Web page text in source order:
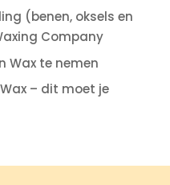
(benen, oksels en
Company
Wax te nemen
– dit moet je